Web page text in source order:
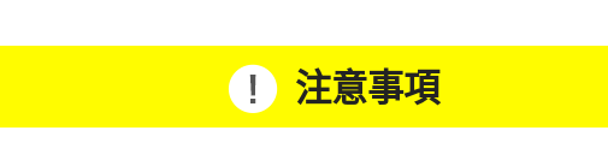
注意事項